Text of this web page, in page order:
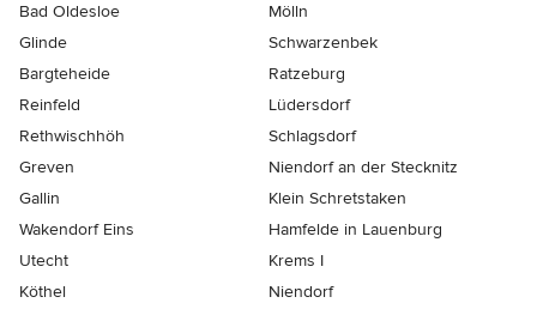
Bad Oldesloe
Mölln
Glinde
Schwarzenbek
Bargteheide
Ratzeburg
Reinfeld
Lüdersdorf
Rethwischhöh
Schlagsdorf
Greven
Niendorf an der Stecknitz
Gallin
Klein Schretstaken
Wakendorf Eins
Hamfelde in Lauenburg
Utecht
Krems I
Köthel
Niendorf